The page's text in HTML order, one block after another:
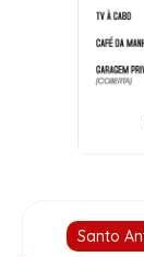
Santo